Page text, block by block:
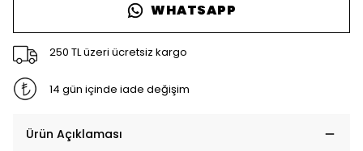
WHATSAPP
250 TL üzeri ücretsiz kargo
14 gün içinde iade değişim
Ürün Açıklaması